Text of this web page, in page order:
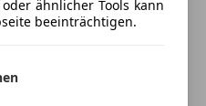
ähnlicher Tools kann
beeinträchtigen.